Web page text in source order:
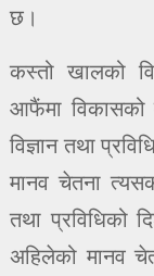
छ।
कस्तो खालको
आफैंमा विकासको
विज्ञान तथा
मानव चेतना
तथा प्रविधिको
अहिलेको मानव